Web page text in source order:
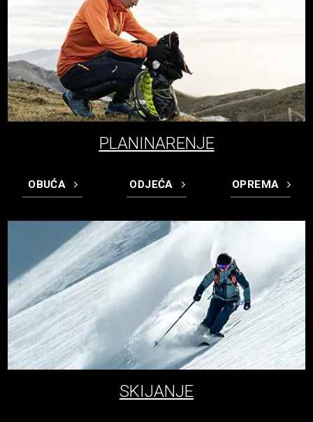
PLANINARENJE
OBUĆA ODJEĆA OPREMA
SKIJANJE